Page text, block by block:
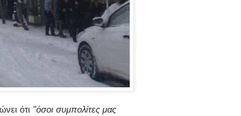
ότι "όσοι συμπολίτες μας